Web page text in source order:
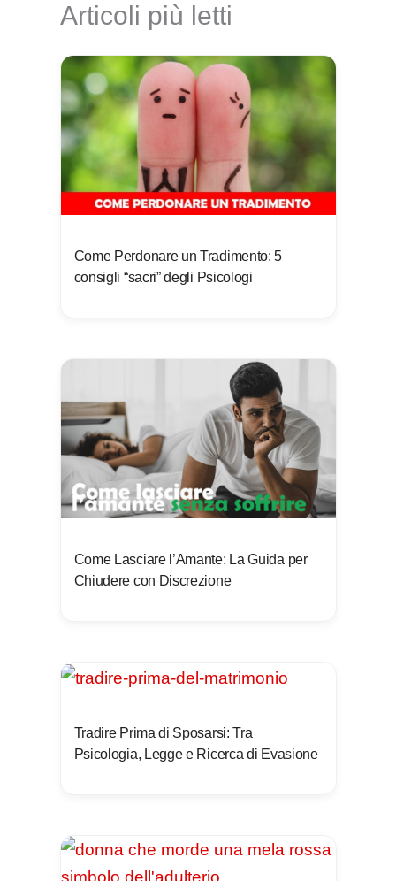
Articoli più letti
Come Perdonare un Tradimento: 5
consigli “sacri” degli Psicologi
Come Lasciare l’Amante: La Guida per
Chiudere con Discrezione
Tradire Prima di Sposarsi: Tra
Psicologia, Legge e Ricerca di Evasione